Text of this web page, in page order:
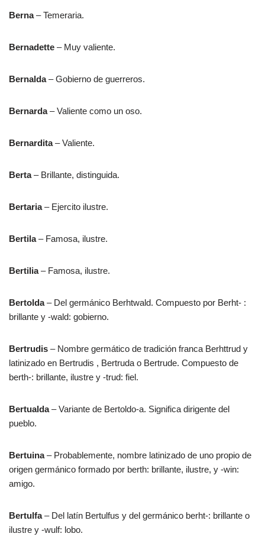
Berna– Temeraria.
Bernadette – Muy valiente.
Bernalda– Gobierno de guerreros.
Bernarda– Valiente como un oso.
Bernardita– Valiente.
Berta– Brillante, distinguida.
Bertaria– Ejercito ilustre.
Bertila– Famosa, ilustre.
Bertilia– Famosa, ilustre.
Bertolda– Del germánico Berhtwald. Compuesto por Berht- :
brillante y -wald: gobierno.
Bertrudis – Nombre germático de tradición franca Berhttrud y
latinizado en Bertrudis , Bertruda o Bertrude. Compuesto de
berth-: brillante, ilustre y -trud: fiel.
Bertualda– Variante de Bertoldo-a. Significa dirigente del
pueblo.
Bertuina– Probablemente, nombre latinizado de uno propio de
origen germánico formado por berth: brillante, ilustre, y -win:
amigo.
Bertulfa– Del latín Bertulfus y del germánico berht-: brillante o
ilustre y -wulf: lobo.